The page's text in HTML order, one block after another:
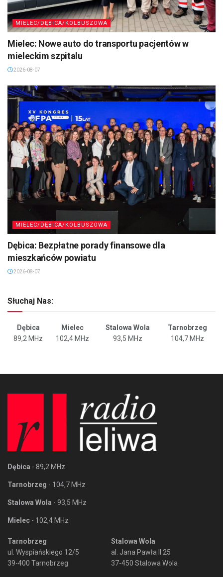
MIELEC/DĘBICA/KOLBUSZOWA
Mielec: Nowe auto do transportu pacjentów w
mieleckim szpitalu
2026-08-07
MIELEC/DĘBICA/KOLBUSZOWA
Dębica: Bezpłatne porady finansowe dla
mieszkańców powiatu
2026-08-07
Słuchaj Nas:
Dębica Mielec Stalowa Wola
Tarnobrzeg
89,2 MHz
102,4 MHz 93,5 MHz 104,7 MHz
Dębica - 89,2 MHz
Tarnobrzeg - 104,7 MHz
Stalowa Wola - 93,5 MHz
Mielec - 102,4 MHz
Tarnobrzeg
ul. Wyspiańskiego 12/5
39-400 Tarnobrzeg
Stalowa Wola
al. Jana Pawła II 25
37-450 Stalowa Wola